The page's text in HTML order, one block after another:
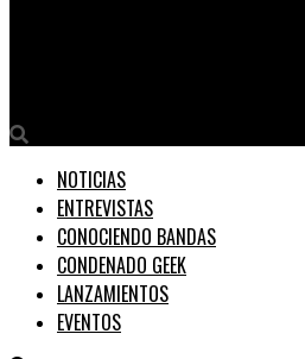
NOTICIAS
ENTREVISTAS
CONOCIENDO BANDAS
CONDENADO GEEK
LANZAMIENTOS
EVENTOS